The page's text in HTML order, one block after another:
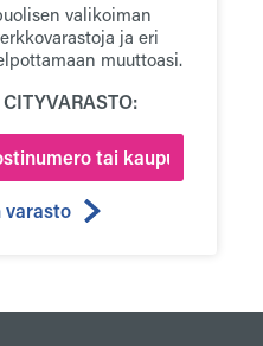
valikoiman
ja eri
muuttoasi.
varasto